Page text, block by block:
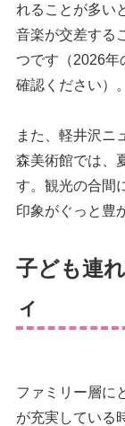
れることが多い
音楽が交差する
つです（2026年
確認ください）。
また、軽井沢ニ
森美術館では、
す。観光の合間
印象がぐっと豊
子ども連
ィ
ファミリー層に
が充実している